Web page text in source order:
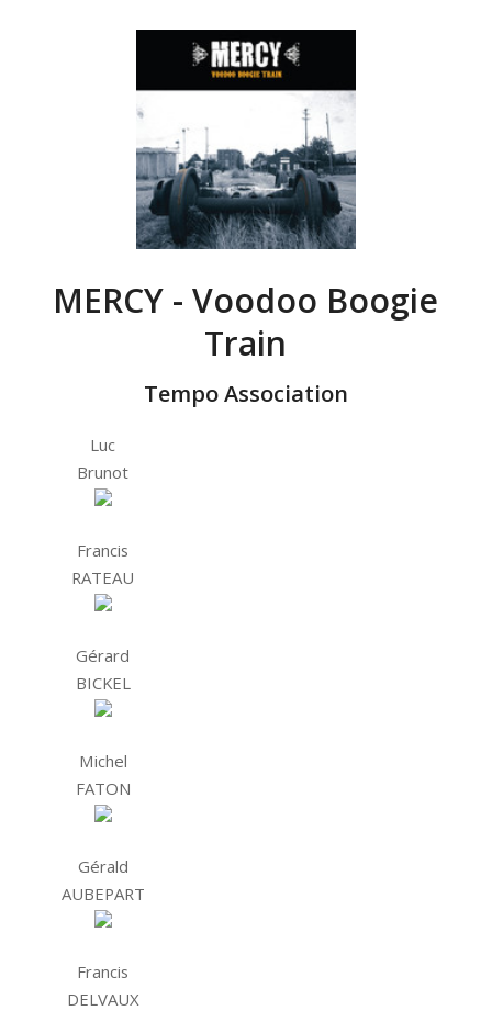
MERCY - Voodoo Boogie
Train
Tempo Association
Luc
Brunot
Francis
RATEAU
Gérard
BICKEL
Michel
FATON
Gérald
AUBEPART
Francis
DELVAUX